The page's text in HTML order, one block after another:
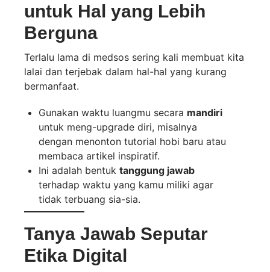
untuk Hal yang Lebih
Berguna
Terlalu lama di medsos sering kali membuat kita
lalai dan terjebak dalam hal-hal yang kurang
bermanfaat.
Gunakan waktu luangmu secara mandiri
untuk meng-upgrade diri, misalnya
dengan menonton tutorial hobi baru atau
membaca artikel inspiratif.
Ini adalah bentuk tanggung jawab
terhadap waktu yang kamu miliki agar
tidak terbuang sia-sia.
Tanya Jawab Seputar
Etika Digital